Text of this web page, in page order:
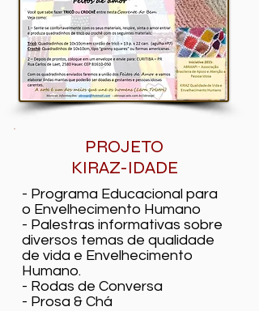
PROJETO
KIRAZ-IDADE
- Programa Educacional para
o Envelhecimento Humano
- Palestras informativas sobre
diversos temas de qualidade
de vida e Envelhecimento
Humano.
- Rodas de Conversa
- Prosa & Chá